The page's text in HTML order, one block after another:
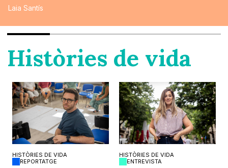
Laia Santís
Històries de vida
HISTÒRIES DE VIDA
REPORTATGE
HISTÒRIES DE VIDA
ENTREVISTA